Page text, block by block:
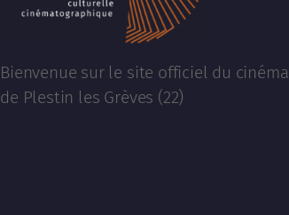
Bienvenue sur le site officiel du cinéma
de Plestin les Grèves (22)